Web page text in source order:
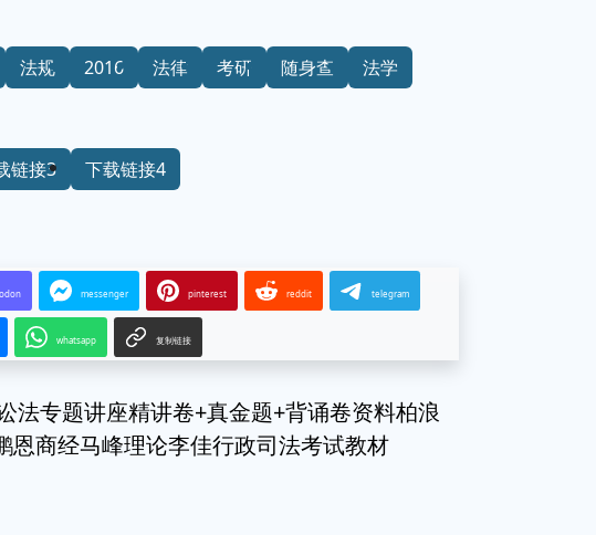
法规 2016 法律 考研 随身查
法学
链接3 下载链接4
messenger pinterest reddit telegram
whatsapp 复制链接
法专题讲座精讲卷+真金题+背诵卷资料柏浪
恩商经马峰理论李佳行政司法考试教材